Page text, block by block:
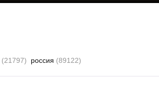
(21797) россия (89122)